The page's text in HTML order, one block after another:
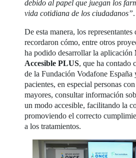
debido al papel que juegan los
vida cotidiana de los ciudadanos”.
De esta manera, los representantes
recordaron cómo, entre otros
ha podido desarrollar la aplicación
Accesible PLUS, que ha contado
de la Fundación Vodafone España
pacientes, en especial personas
mayores, consultar información
un modo accesible, facilitando la
promoviendo el correcto
a los tratamientos.